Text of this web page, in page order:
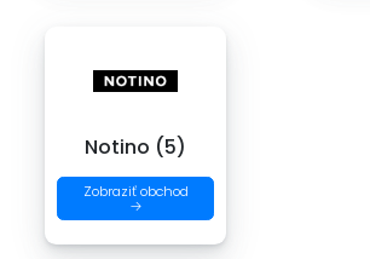
Notino (5)
Zobraziť obchod
→